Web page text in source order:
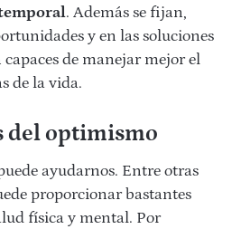
. Además se fijan,
y en las soluciones
capaces de manejar mejor el
de la vida.
del optimismo
ayudarnos. Entre otras
proporcionar bastantes
física y mental. Por